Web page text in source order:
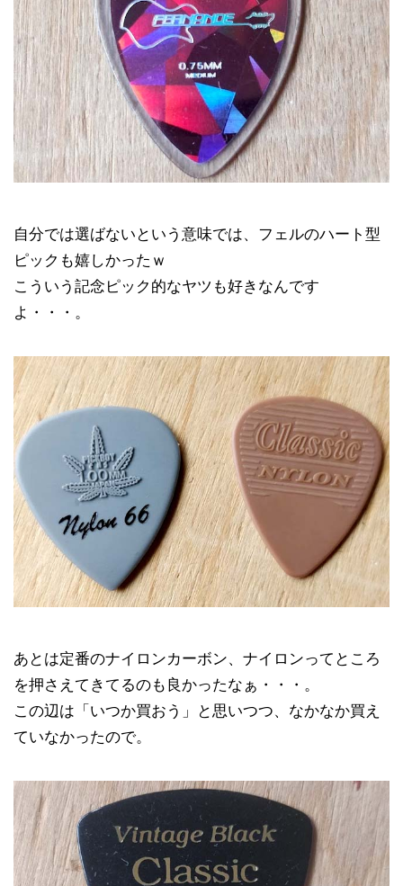
自分では選ばないという意味では、フェルのハート型
ピックも嬉しかったｗ
こういう記念ピック的なヤツも好きなんです
よ・・・。
あとは定番のナイロンカーボン、ナイロンってところ
を押さえてきてるのも良かったなぁ・・・。
この辺は「いつか買おう」と思いつつ、なかなか買え
ていなかったので。